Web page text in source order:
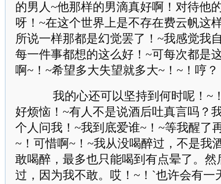
的男人~他那样的男滴真好啊！对待他
呀！~在这个世界上是不存在费云帆这
所说一样那都是幻觉罢了！~我感觉我
每一件事都想的这么好！~可每次都是
啊~！~希望多大失望就多大~！~！哼？
我的心还可以坚持到何时呢！~
好烦恼！~有人不是说酒后吐真言吗？
个人问我！~我到底爱谁~！~等我醒了
~！可惜啊~！~我从没喝醉过，不是我
敢喝醉，最多也只能喝到有点晕了。
过，因为我不敢。哎！~！`也许会有一